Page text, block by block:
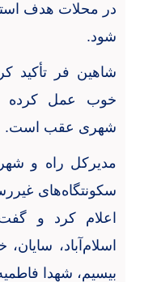
در محلات هدف
شود.
شاهین فر تأکید
خوب عمل کرده
شهری عقب است.
مدیرکل راه و
سکونتگاه‌های
اعلام کرد و
اسلام‌آباد‌،
بیسیم، شهدا